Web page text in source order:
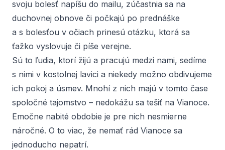
svoju bolesť napíšu do mailu, zúčastnia sa na
duchovnej obnove či počkajú po prednáške
a s bolesťou v očiach prinesú otázku, ktorá sa
ťažko vyslovuje či píše verejne.
Sú to ľudia, ktorí žijú a pracujú medzi nami, sedíme
s nimi v kostolnej lavici a niekedy možno obdivujeme
ich pokoj a úsmev. Mnohí z nich majú v tomto čase
spoločné tajomstvo – nedokážu sa tešiť na Vianoce.
Emočne nabité obdobie je pre nich nesmierne
náročné. O to viac, že nemať rád Vianoce sa
jednoducho nepatrí.